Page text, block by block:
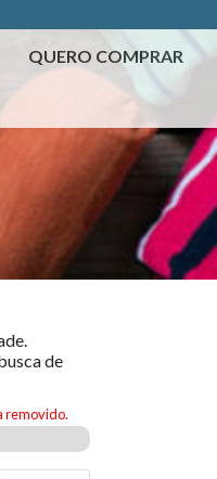
QUERO COMPRAR
de
removido.